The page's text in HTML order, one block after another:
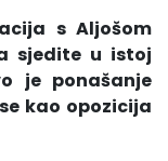
s Aljošom
sjedite u istoj
je ponašanje
kao opozicija